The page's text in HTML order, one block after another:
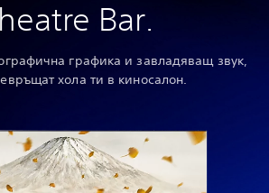
Bar.
графика и завладяващ звук,
хола ти в киносалон.